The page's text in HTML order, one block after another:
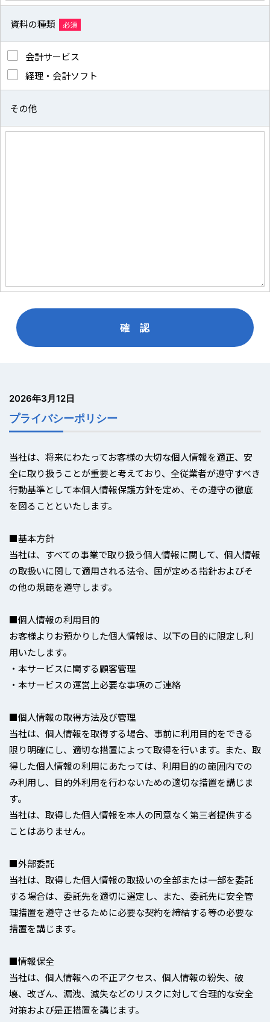
資料の種類 必須
会計サービス
経理・会計ソフト
その他
2026年3月12日
プライバシーポリシー
当社は、将来にわたってお客様の大切な個人情報を適正、安
全に取り扱うことが重要と考えており、全従業者が遵守すべき
行動基準として本個人情報保護方針を定め、その遵守の徹底
を図ることといたします。
■基本方針
当社は、すべての事業で取り扱う個人情報に関して、個人情報
の取扱いに関して適用される法令、国が定める指針およびそ
の他の規範を遵守します。
■個人情報の利用目的
お客様よりお預かりした個人情報は、以下の目的に限定し利
用いたします。
・本サービスに関する顧客管理
・本サービスの運営上必要な事項のご連絡
■個人情報の取得方法及び管理
当社は、個人情報を取得する場合、事前に利用目的をできる
限り明確にし、適切な措置によって取得を行います。また、取
得した個人情報の利用にあたっては、利用目的の範囲内での
み利用し、目的外利用を行わないための適切な措置を講じま
す。
当社は、取得した個人情報を本人の同意なく第三者提供する
ことはありません。
■外部委託
当社は、取得した個人情報の取扱いの全部または一部を委託
する場合は、委託先を適切に選定し、また、委託先に安全管
理措置を遵守させるために必要な契約を締結する等の必要な
措置を講じます。
■情報保全
当社は、個人情報への不正アクセス、個人情報の紛失、破
壊、改ざん、漏洩、滅失などのリスクに対して合理的な安全
対策および是正措置を講じます。